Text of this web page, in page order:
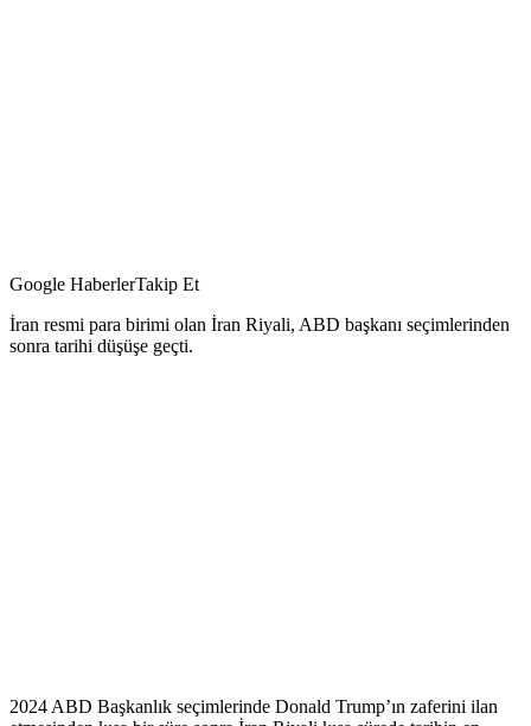
Google HaberlerTakip Et
İran resmi para birimi olan İran Riyali, ABD başkanı seçimlerinden
sonra tarihi düşüşe geçti.
2024 ABD Başkanlık seçimlerinde Donald Trump’ın zaferini ilan